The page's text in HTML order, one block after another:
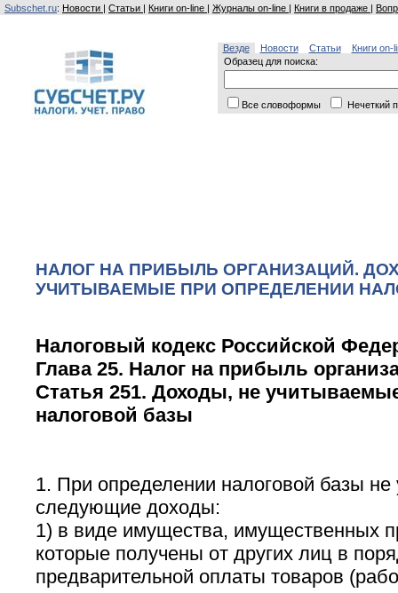
Subschet.ru: Новости | Статьи | Книги on-line | Журналы on-line | Книги в продаже |
Везде Новости Статьи
Книги on-
Образец для поиска:
Все словоформы Нечеткий
НАЛОГ НА ПРИБЫЛЬ ОРГАНИЗАЦИЙ.
УЧИТЫВАЕМЫЕ ПРИ ОПРЕДЕЛЕНИИ
Налоговый кодекс Российской
Глава 25. Налог на прибыль
Статья 251. Доходы, не
налоговой базы
1. При определении налоговой базы не
следующие доходы:
1) в виде имущества, имущественных
которые получены от других лиц в
предварительной оплаты товаров